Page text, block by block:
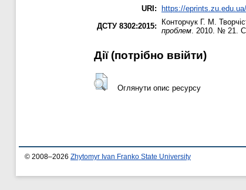
URI: https://
ДСТУ 8302:2015:
Конторчук Г. М.
проблем . 2010. № 21.
Дії ​​(потрібно ввійти)
Оглянути опис ресурсу
© 2008–2026 Zhytomyr Ivan Franko State University